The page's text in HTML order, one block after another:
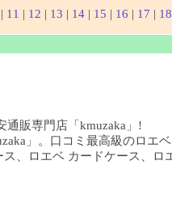
| 11 | 12 | 13 | 14 | 15 | 16 | 17 | 18
通販専門店「kmuzaka」!
」。口コミ最高級のロ
、ロエベ カードケース、